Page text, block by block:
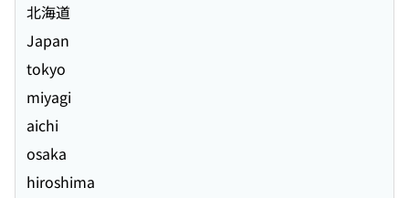
北海道
Japan
tokyo
miyagi
aichi
osaka
hiroshima